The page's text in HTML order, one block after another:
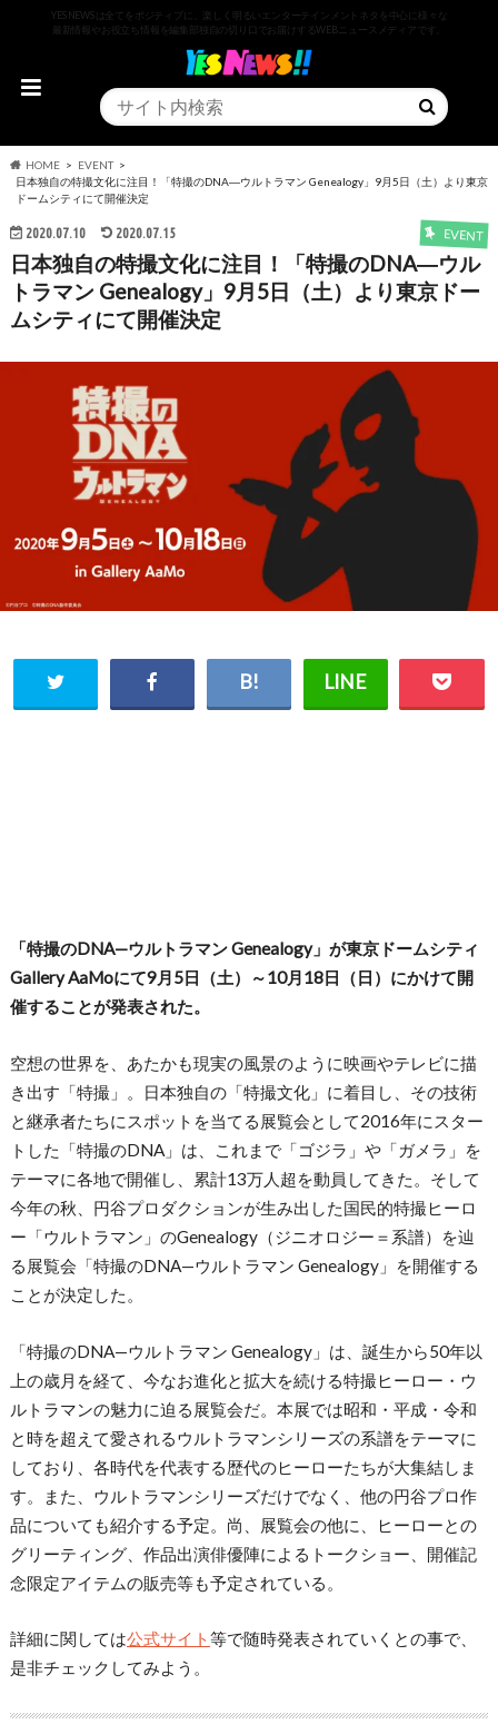
YESNEWSは全てをポジティブに、楽しく明るいエンターテインメントネタを中心に様々な
最新情報やお役立ち情報を編集部独自の切り口でお届けするWEBニュースメディアです。
HOME
EVENT
日本独自の特撮文化に注目！「特撮のDNA―ウルトラマン Genealogy」9月5日（土）より東京
ドームシティにて開催決定
2020.07.10 2020.07.15 EVENT
日本独自の特撮文化に注目！「特撮のDNA―ウル
トラマン Genealogy」9月5日（土）より東京ドー
ムシティにて開催決定
「特撮のDNA—ウルトラマン Genealogy」が東京ドームシティ
Gallery AaMoにて9月5日（土）～10月18日（日）にかけて開
催することが発表された。
空想の世界を、あたかも現実の風景のように映画やテレビに描
き出す「特撮」。日本独自の「特撮文化」に着目し、その技術
と継承者たちにスポットを当てる展覧会として2016年にスター
トした「特撮のDNA」は、これまで「ゴジラ」や「ガメラ」を
テーマに各地で開催し、累計13万人超を動員してきた。そして
今年の秋、円谷プロダクションが生み出した国民的特撮ヒーロ
ー「ウルトラマン」のGenealogy（ジニオロジー＝系譜）を辿
る展覧会「特撮のDNA—ウルトラマン Genealogy」を開催する
ことが決定した。
「特撮のDNA—ウルトラマン Genealogy」は、誕生から50年以
上の歳月を経て、今なお進化と拡大を続ける特撮ヒーロー・ウ
ルトラマンの魅力に迫る展覧会だ。本展では昭和・平成・令和
と時を超えて愛されるウルトラマンシリーズの系譜をテーマに
しており、各時代を代表する歴代のヒーローたちが大集結しま
す。また、ウルトラマンシリーズだけでなく、他の円谷プロ作
品についても紹介する予定。尚、展覧会の他に、ヒーローとの
グリーティング、作品出演俳優陣によるトークショー、開催記
念限定アイテムの販売等も予定されている。
詳細に関しては公式サイト等で随時発表されていくとの事で、
是非チェックしてみよう。